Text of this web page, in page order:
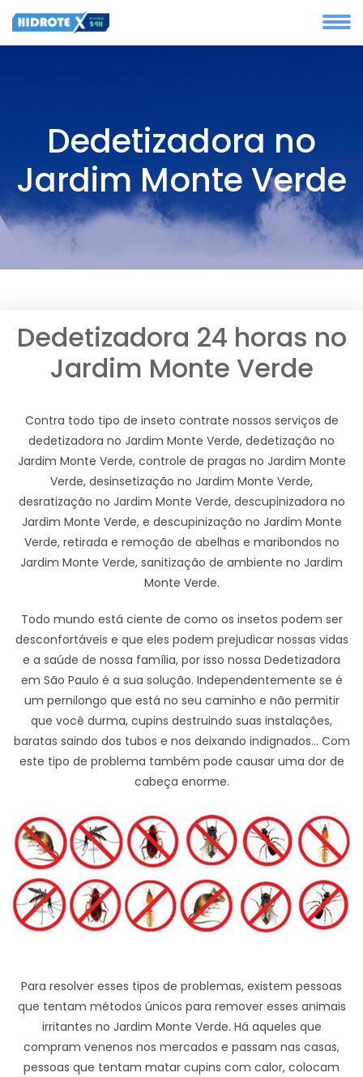
Dedetizadora no
Jardim Monte Verde
Dedetizadora 24 horas no
Jardim Monte Verde
Contra todo tipo de inseto contrate nossos serviços de
dedetizadora no Jardim Monte Verde, dedetização no
Jardim Monte Verde, controle de pragas no Jardim Monte
Verde, desinsetização no Jardim Monte Verde,
desratização no Jardim Monte Verde, descupinizadora no
Jardim Monte Verde, e descupinização no Jardim Monte
Verde, retirada e remoção de abelhas e maribondos no
Jardim Monte Verde, sanitização de ambiente no Jardim
Monte Verde.
Todo mundo está ciente de como os insetos podem ser
desconfortáveis e que eles podem prejudicar nossas vidas
e a saúde de nossa família, por isso nossa Dedetizadora
em São Paulo é a sua solução. Independentemente se é
um pernilongo que está no seu caminho e não permitir
que você durma, cupins destruindo suas instalações,
baratas saindo dos tubos e nos deixando indignados... Com
este tipo de problema também pode causar uma dor de
cabeça enorme.
Para resolver esses tipos de problemas, existem pessoas
que tentam métodos únicos para remover esses animais
irritantes no Jardim Monte Verde. Há aqueles que
compram venenos nos mercados e passam nas casas,
pessoas que tentam matar cupins com calor, colocam